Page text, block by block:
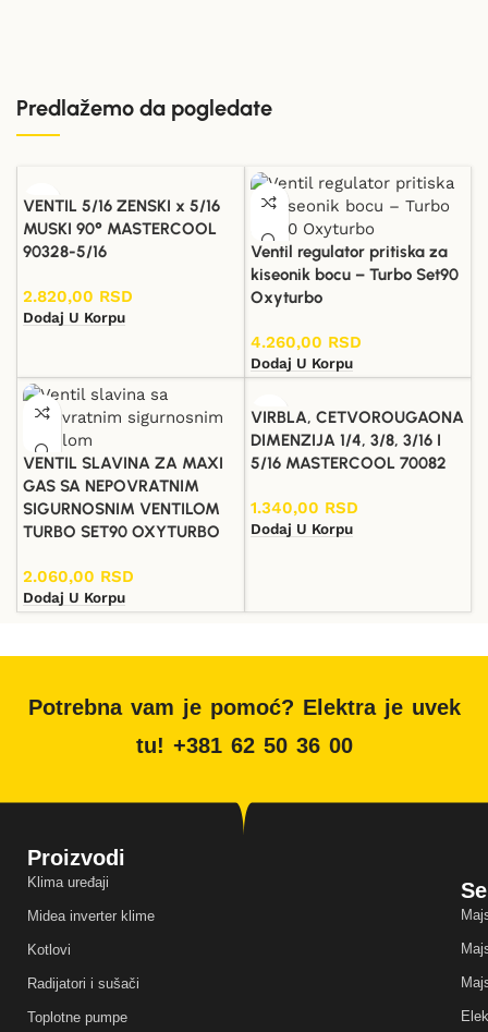
Predlažemo da pogledate
VENTIL 5/16 ZENSKI x 5/16
MUSKI 90° MASTERCOOL
90328-5/16
2.820,00 RSD
Dodaj U Korpu
Ventil regulator pritiska za
kiseonik bocu – Turbo Set90
Oxyturbo
4.260,00 RSD
Dodaj U Korpu
VENTIL SLAVINA ZA MAXI
GAS SA NEPOVRATNIM
SIGURNOSNIM VENTILOM
TURBO SET90 OXYTURBO
2.060,00 RSD
Dodaj U Korpu
VIRBLA, CETVOROUGAONA
DIMENZIJA 1/4, 3/8, 3/16 I
5/16 MASTERCOOL 70082
1.340,00 RSD
Dodaj U Korpu
Potrebna vam je pomoć? Elektra je uvek
tu! +381 62 50 36 00
Proizvodi
Klima uređaji
Midea inverter klime
Kotlovi
Radijatori i sušači
Toplotne pumpe